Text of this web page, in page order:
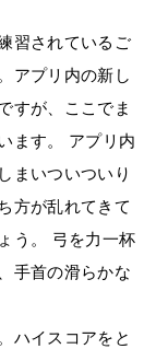
習されているご
アプリ内の新し
すが、ここでま
ます。 アプリ内
まいついついり
方が乱れてきて
う。 弓を力一杯
手首の滑らかな
ハイスコアをと